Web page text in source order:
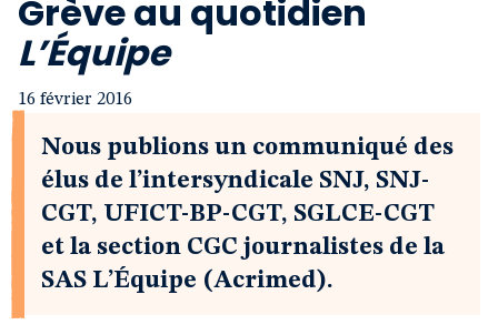
Notre revue
Grève au quotidien
L’Équipe
16 février 2016
Nous publions un communiqué des
élus de l’intersyndicale SNJ, SNJ-
CGT, UFICT-BP-CGT, SGLCE-CGT
et la section CGC journalistes de la
SAS L’Équipe (Acrimed).